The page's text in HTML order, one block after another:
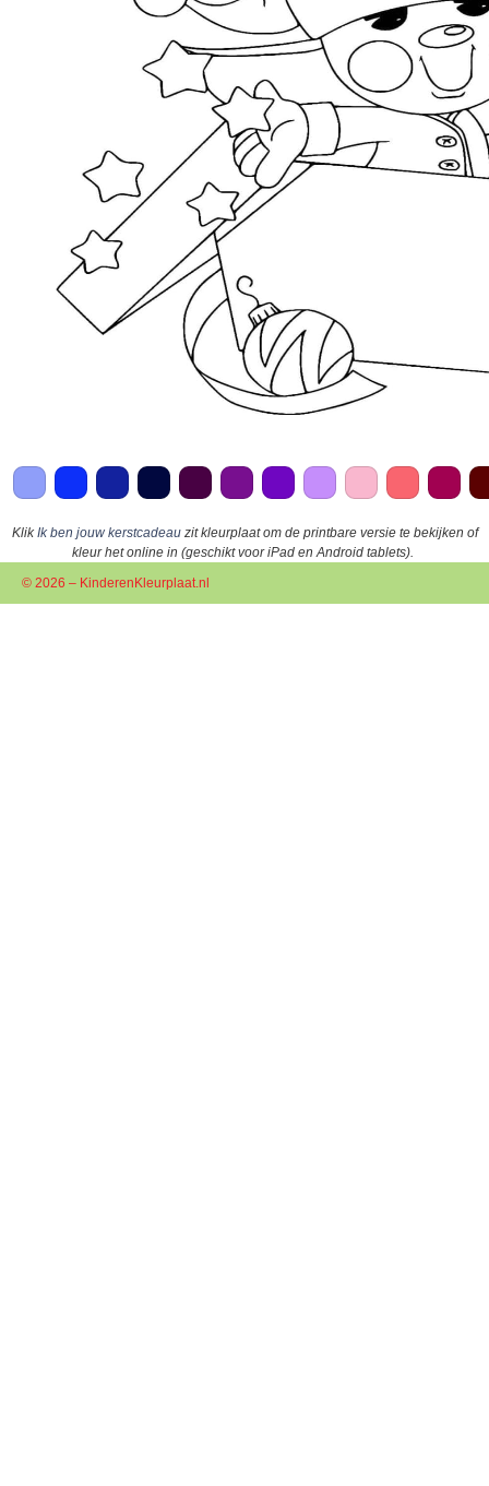
KlikIk ben jouw kerstcadeauzit kleurplaat om de printbare versie te bekijken of
kleur het online in (geschikt voor iPad en Android tablets).
© 2026 – KinderenKleurplaat.nl